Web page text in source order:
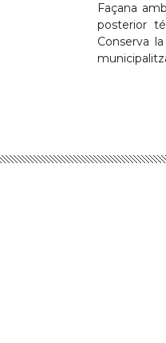
Façana
posterior
Conserva